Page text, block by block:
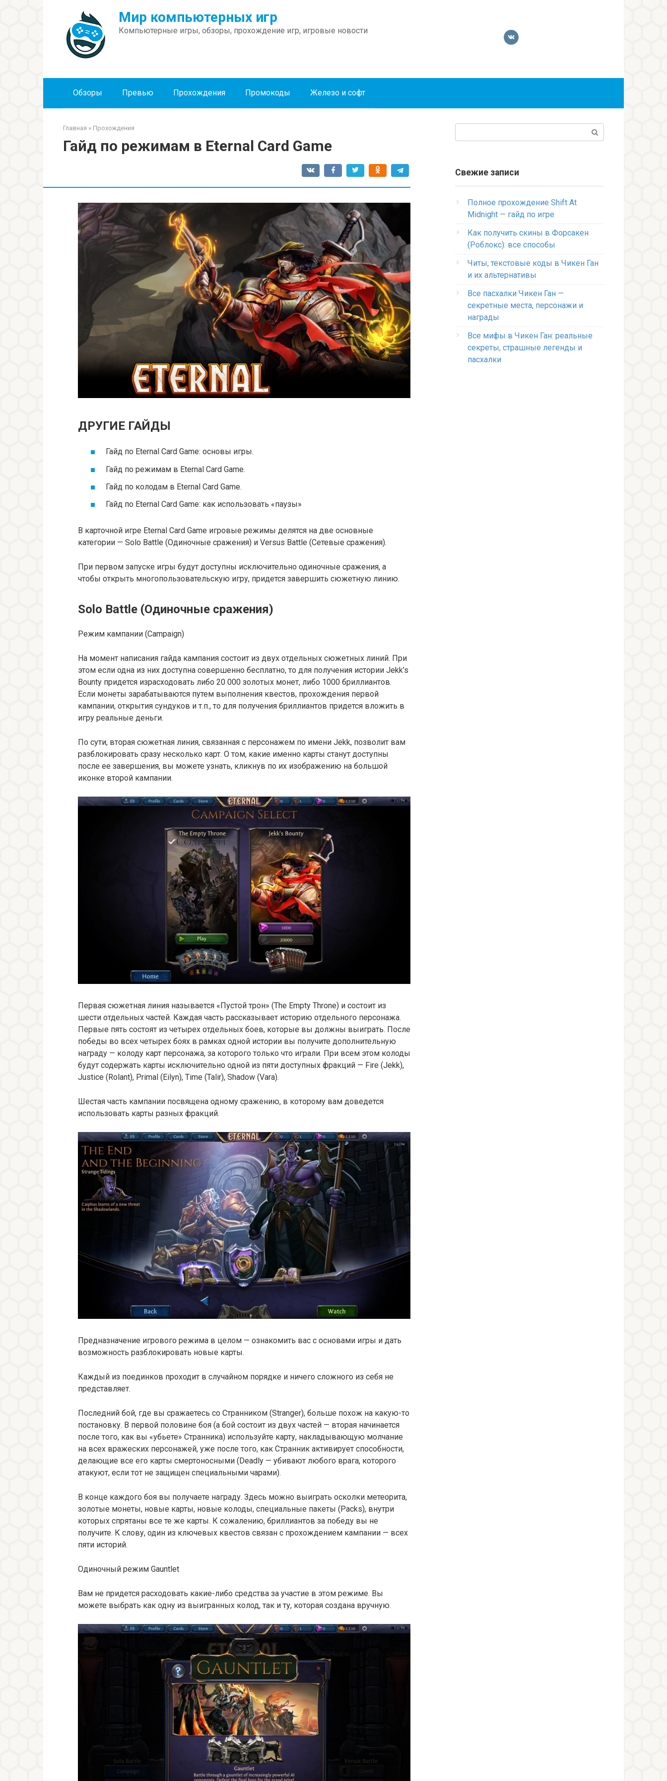
Мир компьютерных игр
Компьютерные игры, обзоры, прохождение игр, игровые новости
Обзоры Превью Прохождения Промокоды Железо и софт
Главная » Прохождения
Гайд по режимам в Eternal Card Game
ДРУГИЕ ГАЙДЫ
Гайд по Eternal Card Game: основы игры.
Гайд по режимам в Eternal Card Game.
Гайд по колодам в Eternal Card Game.
Гайд по Eternal Card Game: как использовать «паузы»
В карточной игре Eternal Card Game игровые режимы делятся на две основные
категории — Solo Battle (Одиночные сражения) и Versus Battle (Сетевые сражения).
При первом запуске игры будут доступны исключительно одиночные сражения, а
чтобы открыть многопользовательскую игру, придется завершить сюжетную линию.
Solo Battle (Одиночные сражения)
Режим кампании (Campaign)
На момент написания гайда кампания состоит из двух отдельных сюжетных линий. При
этом если одна из них доступна совершенно бесплатно, то для получения истории Jekk’s
Bounty придется израсходовать либо 20 000 золотых монет, либо 1000 бриллиантов.
Если монеты зарабатываются путем выполнения квестов, прохождения первой
кампании, открытия сундуков и т.п., то для получения бриллиантов придется вложить в
игру реальные деньги.
По сути, вторая сюжетная линия, связанная с персонажем по имени Jekk, позволит вам
разблокировать сразу несколько карт. О том, какие именно карты станут доступны
после ее завершения, вы можете узнать, кликнув по их изображению на большой
иконке второй кампании.
Первая сюжетная линия называется «Пустой трон» (The Empty Throne) и состоит из
шести отдельных частей. Каждая часть рассказывает историю отдельного персонажа.
Первые пять состоят из четырех отдельных боев, которые вы должны выиграть. После
победы во всех четырех боях в рамках одной истории вы получите дополнительную
награду — колоду карт персонажа, за которого только что играли. При всем этом колоды
будут содержать карты исключительно одной из пяти доступных фракций — Fire (Jekk),
Justice (Rolant), Primal (Eilyn), Time (Talir), Shadow (Vara).
Шестая часть кампании посвящена одному сражению, в которому вам доведется
использовать карты разных фракций.
Предназначение игрового режима в целом — ознакомить вас с основами игры и дать
возможность разблокировать новые карты.
Каждый из поединков проходит в случайном порядке и ничего сложного из себя не
представляет.
Последний бой, где вы сражаетесь со Странником (Stranger), больше похож на какую-то
постановку. В первой половине боя (а бой состоит из двух частей — вторая начинается
после того, как вы «убьете» Странника) используйте карту, накладывающую молчание
на всех вражеских персонажей, уже после того, как Странник активирует способности,
делающие все его карты смертоносными (Deadly — убивают любого врага, которого
атакуют, если тот не защищен специальными чарами).
В конце каждого боя вы получаете награду. Здесь можно выиграть осколки метеорита,
золотые монеты, новые карты, новые колоды, специальные пакеты (Packs), внутри
которых спрятаны все те же карты. К сожалению, бриллиантов за победу вы не
получите. К слову, один из ключевых квестов связан с прохождением кампании — всех
пяти историй.
Одиночный режим Gauntlet
Вам не придется расходовать какие-либо средства за участие в этом режиме. Вы
можете выбрать как одну из выигранных колод, так и ту, которая создана вручную.
Свежие записи
Полное прохождение Shift At
Midnight — гайд по игре
Как получить скины в Форсакен
(Роблокс): все способы
Читы, текстовые коды в Чикен Ган
и их альтернативы
Все пасхалки Чикен Ган —
секретные места, персонажи и
награды
Все мифы в Чикен Ган: реальные
секреты, страшные легенды и
пасхалки